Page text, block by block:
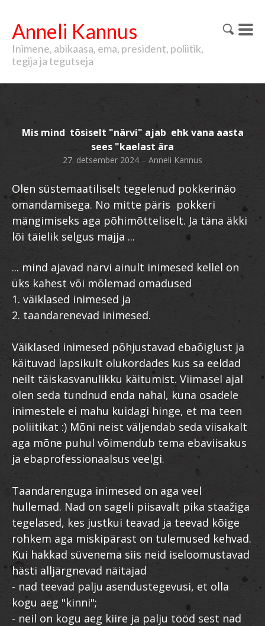
Anneli Kannus
Inimene, abikaasa, ema, president, poliitik,
tegija ja tegutseja
Mis mind tõsiselt "närvi" ajab ehk vana aasta
sees "kaelast ära
27. detsember 2024 – Anneli Kannus
Olen süstemaatiliselt tegelenud pokkerinäo
omandamisega. No mitte päris pokkeri
mängimiseks aga põhimõtteliselt. Ja täna äkki
lõi täielik selgus majja ...
... mind ajavad närvi ainult inimesed kellel on
üks kahest või mõlemad omadused
1. väiklased inimesed ja
2. taandarenevad inimesed.
Väiklased inimesed põhjustavad ebaõiglust ja
käituvad lapsikult olukordades kus sa eeldad
neilt täiskasvanulikku käitumist. Viimasel ajal
olen seda tundnud enda nahal, kuna osadele
inimestele ei mahu kuidagi hinge, et ma teen
poliitikat :) Mõni neist väljendab seda viisakalt
aga mõne puhul võimendub tema ebaviisakus
ja ebaprofessionaalsus veelgi.
Taandarenguga inimesed on aga veel
hullemad. Nad on sageli piisavalt pika staažiga
tegelased, kes justkui teavad ja teevad kõige
rohkem aga miskipärast on tulemused kehvad.
Kui hakkad süvenema siis neid iseloomustavad
hästi alljärgnevad näitajad
- nad teevad palju asendustegevusi, et olla
kogu aeg "kinni";
- neil on kogu aeg kiire ja palju tööd sest nad